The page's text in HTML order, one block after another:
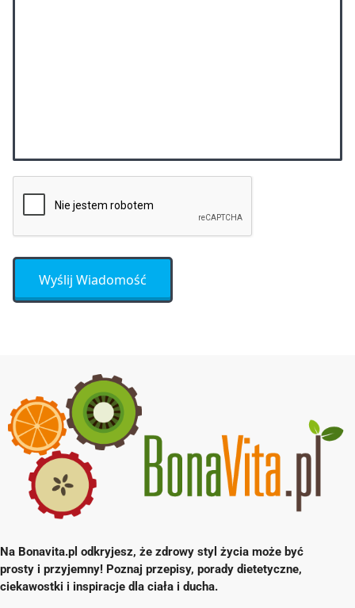
Na Bonavita.pl odkryjesz, że zdrowy styl życia może być
prosty i przyjemny! Poznaj przepisy, porady dietetyczne,
ciekawostki i inspiracje dla ciała i ducha.